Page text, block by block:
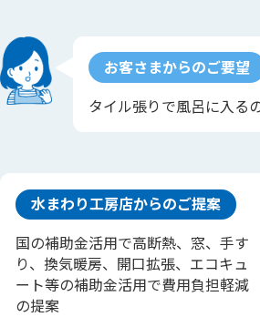
お客さまからのご要望
タイル張りで風呂に入る
水まわり工房店からのご提案
国の補助金活用で高断熱、窓、手す
り、換気暖房、開口拡張、エコキュ
ート等の補助金活用で費用負担軽減
の提案